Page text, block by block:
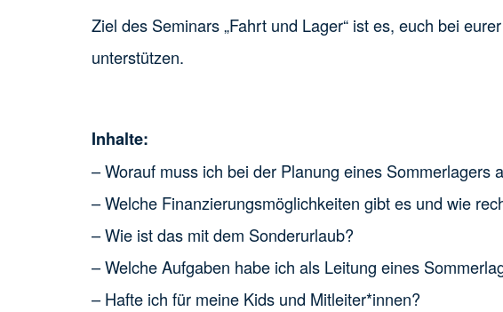
Ziel des Seminars „Fahrt und Lager“ ist es, euch bei
unterstützen.
Inhalte:
– Worauf muss ich bei der Planung eines Sommerlagers
– Welche Finanzierungsmöglichkeiten gibt es und wie
– Wie ist das mit dem Sonderurlaub?
– Welche Aufgaben habe ich als Leitung eines
– Hafte ich für meine Kids und Mitleiter*innen?